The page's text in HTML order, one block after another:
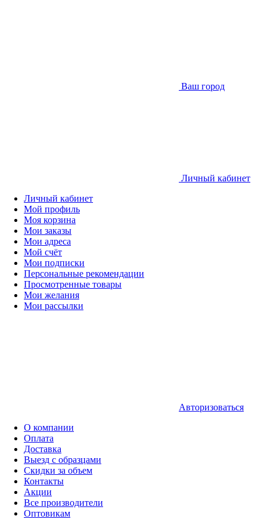
Ваш город
Личный кабинет
Личный кабинет
Мой профиль
Моя корзина
Мои заказы
Мои адреса
Мой счёт
Мои подписки
Персональные рекомендации
Просмотренные товары
Мои желания
Мои рассылки
Авторизоваться
О компании
Оплата
Доставка
Выезд с образцами
Скидки за объем
Контакты
Акции
Все производители
Оптовикам